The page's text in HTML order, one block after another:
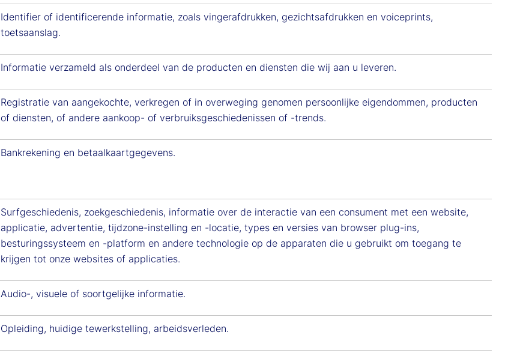
Identifier of identificerende informatie, zoals vingerafdrukken, gezichtsafdrukken en voiceprints,
toetsaanslag.
Informatie verzameld als onderdeel van de producten en diensten die wij aan u leveren.
Registratie van aangekochte, verkregen of in overweging genomen persoonlijke eigendommen, producten
of diensten, of andere aankoop- of verbruiksgeschiedenissen of -trends.
Bankrekening en betaalkaartgegevens.
Surfgeschiedenis, zoekgeschiedenis, informatie over de interactie van een consument met een website,
applicatie, advertentie, tijdzone-instelling en -locatie, types en versies van browser plug-ins,
besturingssysteem en -platform en andere technologie op de apparaten die u gebruikt om toegang te
krijgen tot onze websites of applicaties.
Audio-, visuele of soortgelijke informatie.
Opleiding, huidige tewerkstelling, arbeidsverleden.